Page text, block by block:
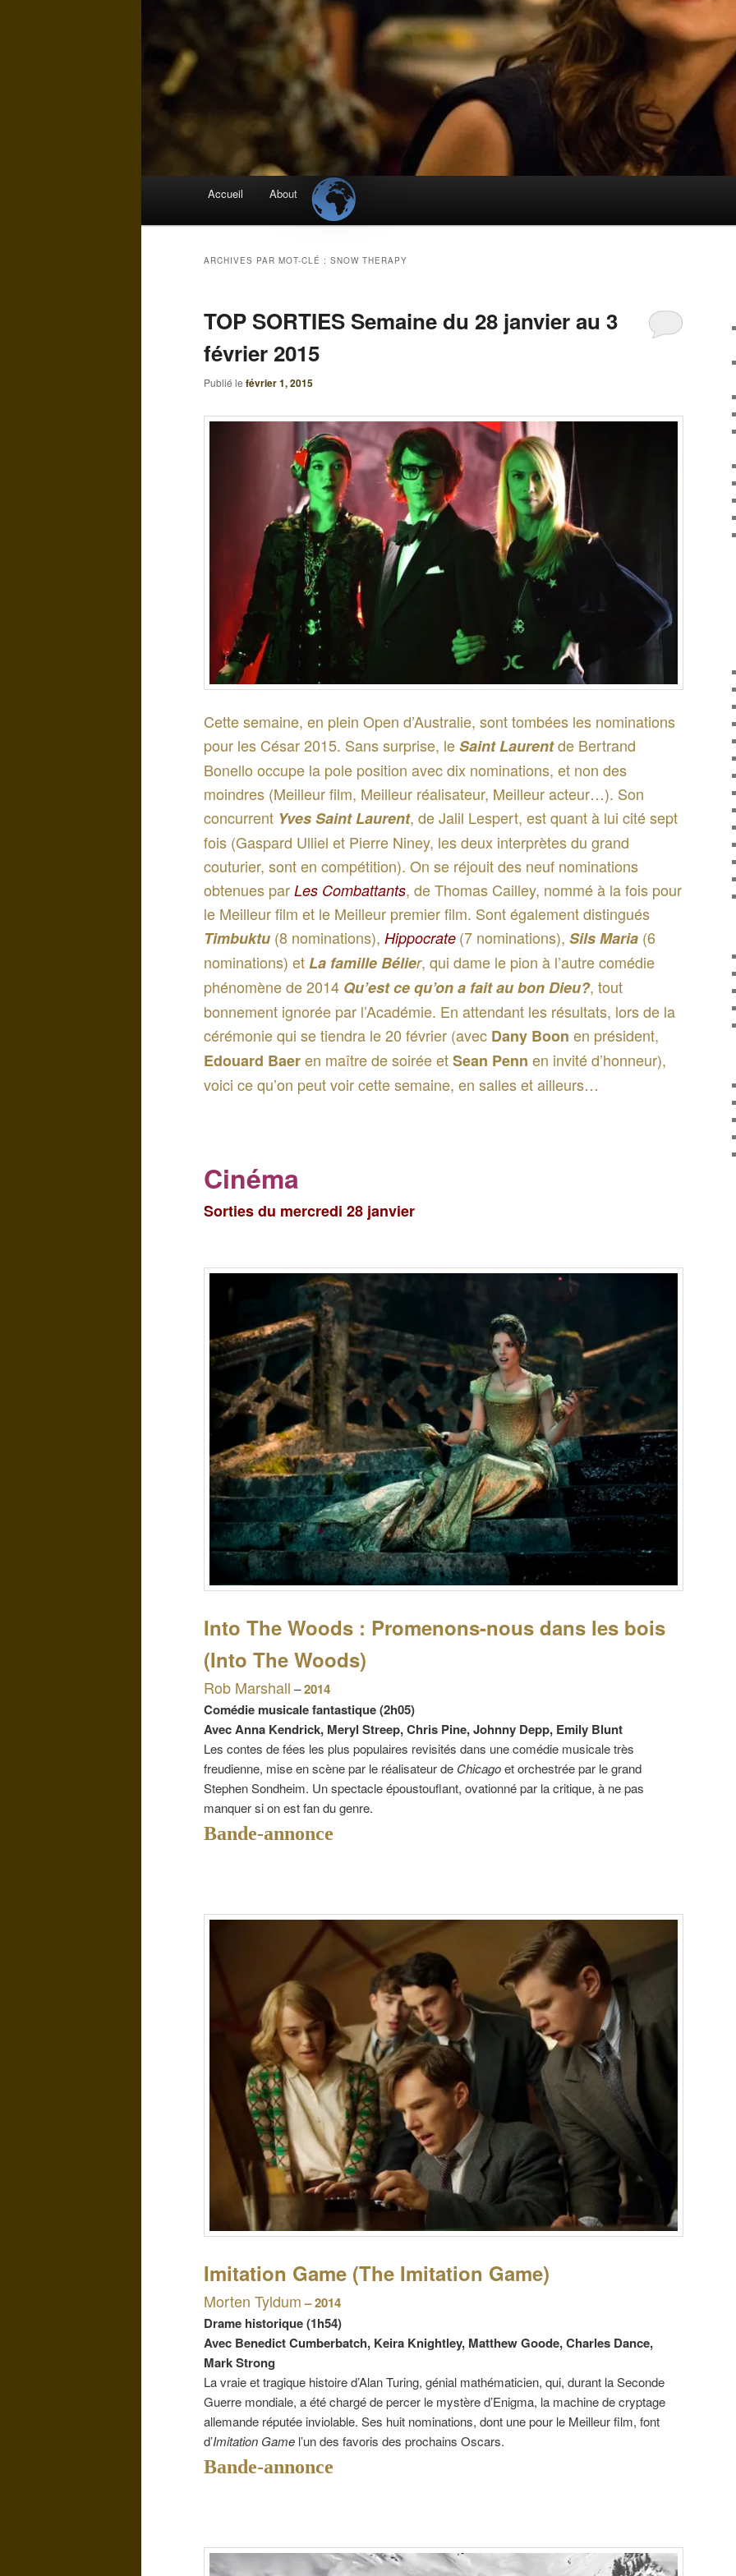
Accueil About
ARCHIVES PAR MOT-CLÉ : SNOW THERAPY
TOP SORTIES Semaine du 28 janvier au 3
février 2015
Publié le février 1, 2015
Cette semaine, en plein Open d’Australie, sont tombées les nominations
pour les César 2015. Sans surprise, leSaint Laurentde Bertrand
Bonello occupe la pole position avec dix nominations, et non des
moindres (Meilleur film, Meilleur réalisateur, Meilleur acteur…). Son
concurrent Yves Saint Laurent, de Jalil Lespert, est quant à lui cité sept
fois (Gaspard Ulliel et Pierre Niney, les deux interprètes du grand
couturier, sont en compétition). On se réjouit des neuf nominations
obtenues par Les Combattants, de Thomas Cailley, nommé à la fois pour
le Meilleur film et le Meilleur premier film. Sont également distingués
Timbuktu (8 nominations), Hippocrate (7 nominations), Sils Maria (6
nominations) etLa famille Bélier, qui dame le pion à l’autre comédie
phénomène de 2014 Qu’est ce qu’on a fait au bon Dieu?, tout
bonnement ignorée par l’Académie. En attendant les résultats, lors de la
cérémonie qui se tiendra le 20 février (avec Dany Boon en président,
Edouard Baeren maître de soirée etSean Penn en invité d’honneur),
voici ce qu’on peut voir cette semaine, en salles et ailleurs…
Cinéma
Sorties du mercredi 28 janvier
Into The Woods : Promenons-nous dans les bois
(Into The Woods)
Rob Marshall –2014
Comédie musicale fantastique (2h05)
Avec Anna Kendrick, Meryl Streep, Chris Pine, Johnny Depp, Emily Blunt
Les contes de fées les plus populaires revisités dans une comédie musicale très
freudienne, mise en scène par le réalisateur de Chicagoet orchestrée par le grand
Stephen Sondheim. Un spectacle époustouflant, ovationné par la critique, à ne pas
manquer si on est fan du genre.
Bande-annonce
Imitation Game (The Imitation Game)
Morten Tyldum– 2014
Drame historique (1h54)
Avec Benedict Cumberbatch, Keira Knightley, Matthew Goode, Charles Dance,
Mark Strong
La vraie et tragique histoire d’Alan Turing, génial mathématicien, qui, durant la Seconde
Guerre mondiale, a été chargé de percer le mystère d’Enigma, la machine de cryptage
allemande réputée inviolable. Ses huit nominations, dont une pour le Meilleur film, font
d’Imitation Game l’un des favoris des prochains Oscars.
Bande-annonce